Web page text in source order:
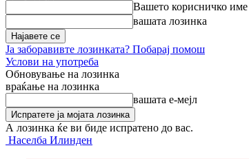
Вашето корисничко име
вашата лозинка
Ја заборавивте лозинката? Побарај помош
Услови на употреба
Обновување на лозинка
враќање на лозинка
вашата е-мејл
А лозинка ќе ви биде испратено до вас.
Населба Илинден